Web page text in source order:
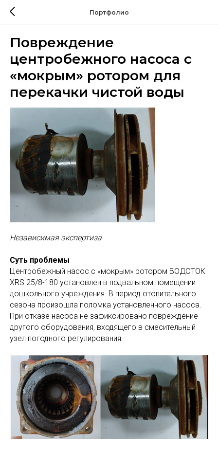
Портфолио
Повреждение
центробежного насоса с
«мокрым» ротором для
перекачки чистой воды
Независимая экспертиза
Суть проблемы
Центробежный насос с «мокрым» ротором ВОДОТОК
XRS 25/8-180 установлен в подвальном помещении
дошкольного учреждения. В период отопительного
сезона произошла поломка установленного насоса.
При отказе насоса не зафиксировано повреждение
другого оборудования, входящего в смесительный
узел погодного регулирования.